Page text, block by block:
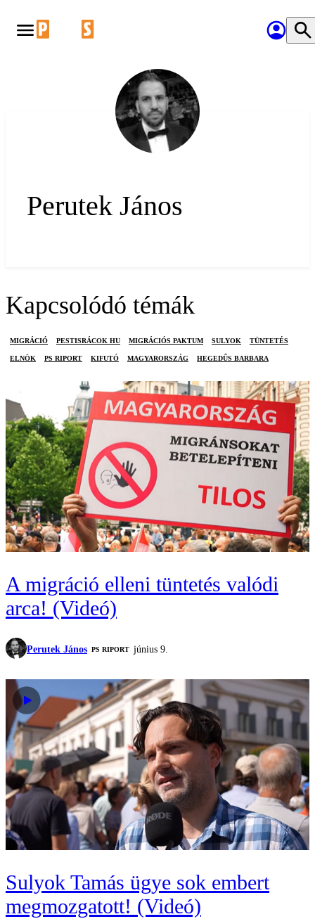
Perutek János
Kapcsolódó témák
MIGRÁCIÓ PESTISRÁCOK HU MIGRÁCIÓS PAKTUM SULYOK TÜNTETÉS
ELNÖK PS RIPORT KIFUTÓ MAGYARORSZÁG HEGEDŰS BARBARA
A migráció elleni tüntetés valódi
arca! (Videó)
Perutek János ‎PS RIPORT június 9.
Sulyok Tamás ügye sok embert
megmozgatott! (Videó)